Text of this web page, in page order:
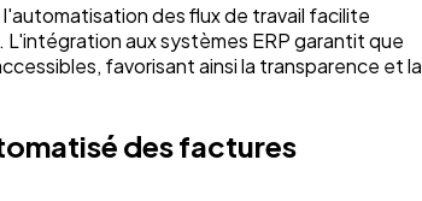
des flux de travail facilite
aux systèmes ERP garantit que
favorisant ainsi la transparence et la
des factures